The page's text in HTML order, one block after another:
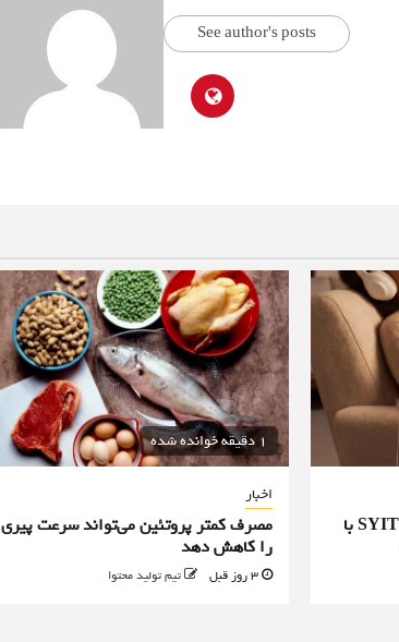
See author's posts
پخش‌کننده سی‌دی جدید SYITREN با
1 دقیقه خوانده شده
اخبار
مصرف کمتر پروتئین می‌تواند سرعت پیری
را کاهش دهد
3 روز قبل تیم تولید محتوا